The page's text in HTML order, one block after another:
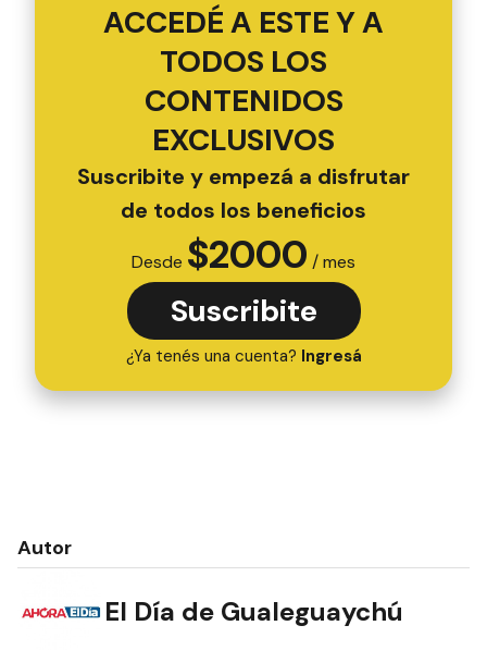
ACCEDÉ A ESTE Y A
TODOS LOS
CONTENIDOS
EXCLUSIVOS
Suscribite y empezá a disfrutar
de todos los beneficios
Desde $2000 / mes
Suscribite
¿Ya tenés una cuenta? Ingresá
Autor
El Día de Gualeguaychú